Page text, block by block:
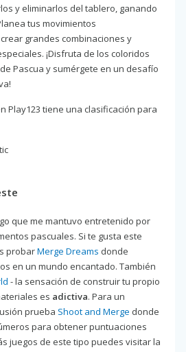
y eliminarlos del tablero, ganando
tus movimientos
grandes combinaciones y
¡Disfruta de los coloridos
Pascua y sumérgete en un desafío
Play123 tiene una clasificación para
que me mantuvo entretenido por
pascuales. Si te gusta este
probarMerge Dreams donde
en un mundo encantado. También
- la sensación de construir tu propio
es adictiva. Para un
prueba Shoot and Merge donde
para obtener puntuaciones
juegos de este tipo puedes visitar la